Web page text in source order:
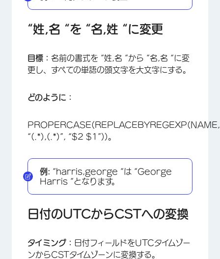
“姓,名 “を “名,姓 “に変更
目標： 名前の書式を “姓,名 “から “名,名 “に変
更し、すべての単語の頭文字を大文字にする。
どのように：
PROPERCASE(REPLACEBYREGEXP(NAME,
“(.*),(.*)”, “$2 $1”))。
例: “harris,george “は “George
Harris “となります。
日付のUTCからCSTへの変換
タイミング：
日付フィールドをUTCタイムゾー
ンからCSTタイムゾーンに変換する。